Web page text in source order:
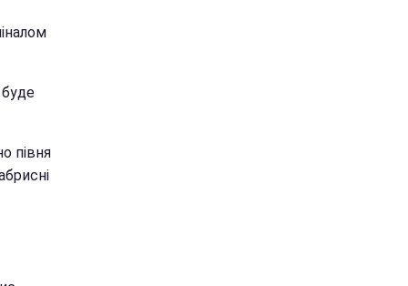
півня